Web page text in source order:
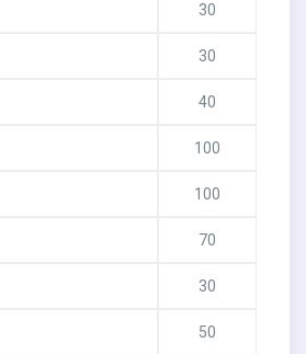
30
30
40
100
100
70
30
50